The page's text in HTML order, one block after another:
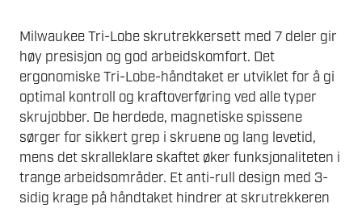
Milwaukee Tri-Lobe skrutrekkersett med 7 deler gir
høy presisjon og god arbeidskomfort. Det
ergonomiske Tri-Lobe-håndtaket er utviklet for å gi
optimal kontroll og kraftoverføring ved alle typer
skrujobber. De herdede, magnetiske spissene
sørger for sikkert grep i skruene og lang levetid,
mens det skralleklare skaftet øker funksjonaliteten i
trange arbeidsområder. Et anti-rull design med 3-
sidig krage på håndtaket hindrer at skrutrekkeren